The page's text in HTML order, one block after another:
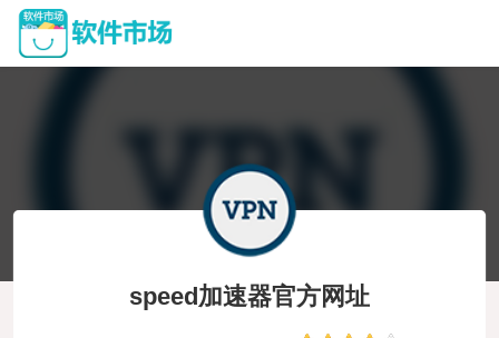
speed加速器官方网址